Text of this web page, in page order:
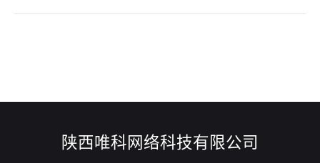
别。创意案是执行案的基础，创意案只需要展示出活动的基本
陕西唯科网络科技有限公司